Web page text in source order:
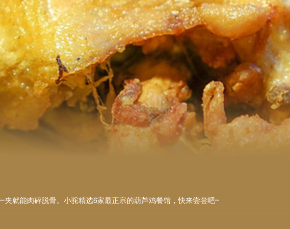
就能肉碎脱骨。小驼精选6家最正宗的葫芦鸡餐馆，快来尝尝吧~